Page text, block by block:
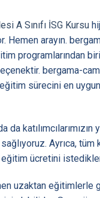
A Sınıfı İSG Kursu
Hemen arayın.
programlarından
bergama-
eğitim sürecini en
da
Ayrıca,
eğitim ücretini
uzaktan